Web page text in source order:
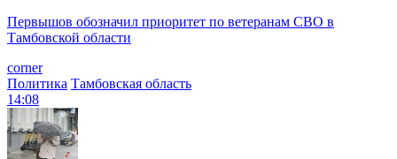
Первышов обозначил приоритет по ветеранам СВО в
Тамбовской области
corner
Политика Тамбовская область
14:08